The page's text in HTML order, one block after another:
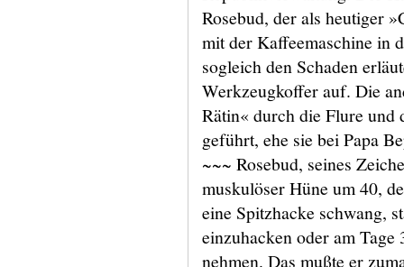
Rosebud, der als heutiger
mit der Kaffeemaschine in
sogleich den Schaden
Werkzeugkoffer auf. Die
Rätin« durch die Flure und
geführt, ehe sie bei Papa
~~~ Rosebud, seines
muskulöser Hüne um 40,
eine Spitzhacke schwang,
einzuhacken oder am
nehmen. Das mußte er